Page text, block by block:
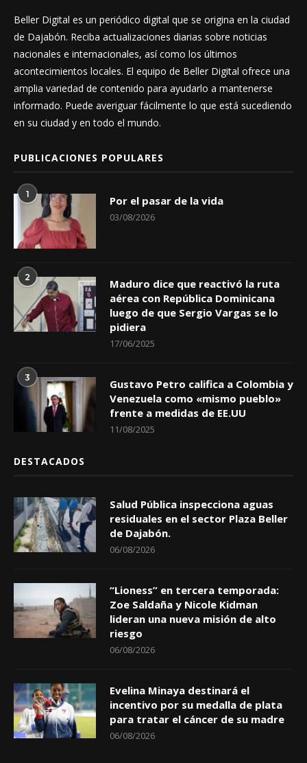
Beller Digital es un periódico digital que se origina en la ciudad
de Dajabón. Reciba actualizaciones diarias sobre noticias
nacionales e internacionales, así como los últimos
acontecimientos locales. El equipo de Beller Digital ofrece una
amplia variedad de contenido para ayudarlo a mantenerse
informado. Puede averiguar fácilmente lo que está sucediendo
en su ciudad y en todo el mundo.
PUBLICACIONES POPULARES
1 Por el pasar de la vida
03/08/2026
2
Maduro dice que reactivó la ruta
aérea con República Dominicana
luego de que Sergio Vargas se lo
pidiera
17/06/2025
3
Gustavo Petro califica a Colombia y
Venezuela como «mismo pueblo»
frente a medidas de EE.UU
11/08/2025
DESTACADOS
Salud Pública inspecciona aguas
residuales en el sector Plaza Beller
de Dajabón.
06/08/2026
“Lioness” en tercera temporada:
Zoe Saldaña y Nicole Kidman
lideran una nueva misión de alto
riesgo
06/08/2026
Evelina Minaya destinará el
incentivo por su medalla de plata
para tratar el cáncer de su madre
06/08/2026